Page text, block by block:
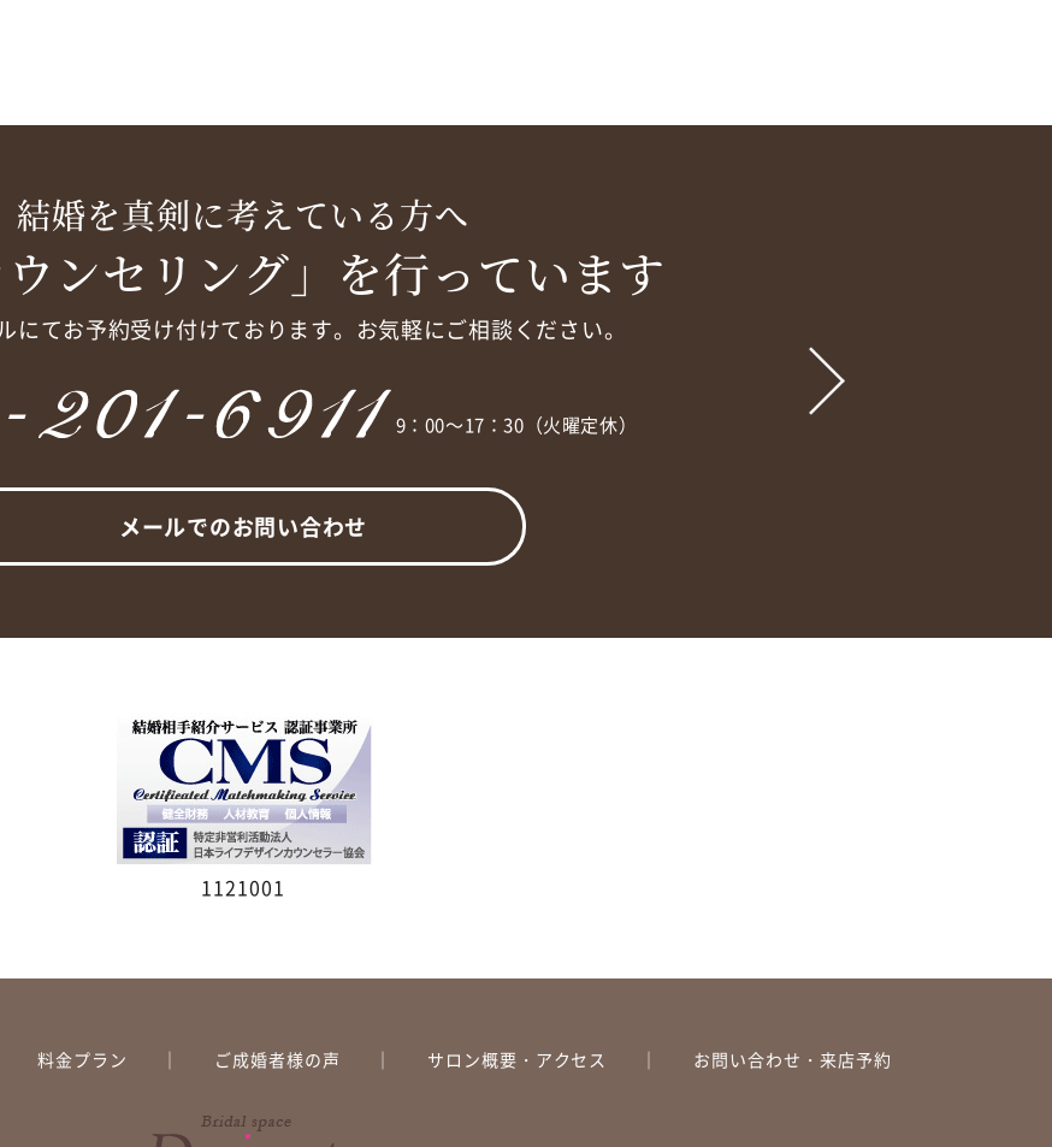
結婚を真剣に考えている方へ
ウンセリング」を行っています
にてお予約受け付けております。 お気軽にご相談ください。
9：00～17：30（火曜定休）
メールでのお問い合わせ
1121001
料金プラン ご成婚者様の声 サロン概要・アクセス お問い合わせ・来店予約